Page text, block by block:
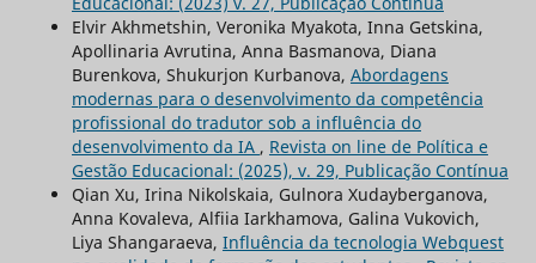
Elvir Akhmetshin, Veronika Myakota, Inna Getskina,
Apollinaria Avrutina, Anna Basmanova, Diana
Burenkova, Shukurjon Kurbanova, Abordagens
modernas para o desenvolvimento da competência
profissional do tradutor sob a influência do
desenvolvimento da IA , Revista on line de Política e
Gestão Educacional: (2025), v. 29, Publicação Contínua
Qian Xu, Irina Nikolskaia, Gulnora Xudayberganova,
Anna Kovaleva, Alfiia Iarkhamova, Galina Vukovich,
Liya Shangaraeva, Influência da tecnologia Webquest